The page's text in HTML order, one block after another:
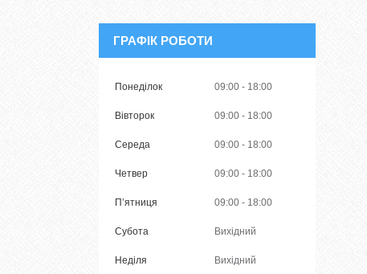
ГРАФІК РОБОТИ
Понеділок 09:00 18:00
Вівторок 09:00 18:00
Середа 09:00 18:00
Четвер 09:00 18:00
Пʼятниця 09:00 18:00
Субота Вихідний
Неділя Вихідний